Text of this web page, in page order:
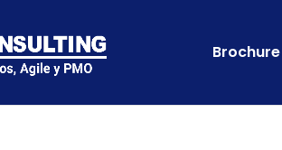
Brochure